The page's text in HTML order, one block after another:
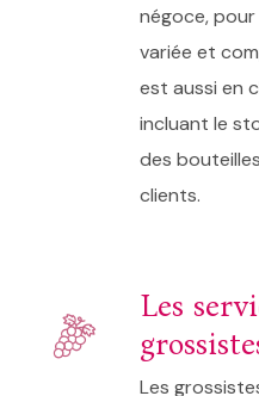
négoce,
variée et
est aussi en
incluant le
des
clients.
Les
Les